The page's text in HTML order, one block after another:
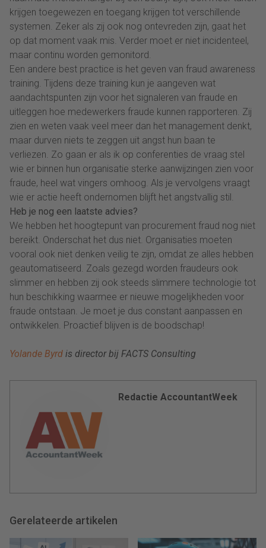
krijgen toegewezen en toegang krijgen tot verschillende
systemen. Zeker als zij ook nog ontevreden zijn, gaat het
op dat moment vaak mis. Verder moet er niet incidenteel,
maar continu worden gemonitord.
Een andere best practice is het geven van fraud awareness
training. Tijdens deze training kun je aangeven wat
aandachtspunten zijn voor het signaleren van fraude en
uitleggen hoe medewerkers fraude kunnen rapporteren. Zij
zien en weten vaak veel meer dan het management denkt,
maar durven niets te zeggen uit angst hun baan te
verliezen. Zo gaan er als ik op conferenties de vraag stel
wie er binnen hun organisatie sterke aanwijzingen zien voor
fraude, heel wat vingers omhoog. Als je vervolgens vraagt
wie er actie heeft ondernomen blijft het angstvallig stil.
Heb je nog een laatste advies?
We hebben het hoogtepunt van procurement fraud nog niet
bereikt. Onderschat het dus niet. Organisaties moeten
vooral ook niet denken veilig te zijn, omdat ze alles hebben
geautomatiseerd. Zoals gezegd worden fraudeurs ook
slimmer en hebben zij ook steeds slimmere technologie tot
hun beschikking waarmee er nieuwe mogelijkheden voor
fraude ontstaan. Je moet je dus constant aanpassen en
ontwikkelen. Proactief blijven is de boodschap!
Yolande Byrd is director bij FACTS Consulting
Redactie AccountantWeek
Gerelateerde artikelen